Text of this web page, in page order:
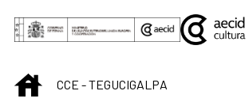
Saltar al contenido principal
INICIOCCE - TEGUCIGALPA